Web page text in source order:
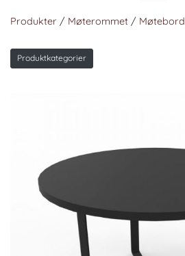
Produkter / Møterommet / Møtebord
Produktkategorier